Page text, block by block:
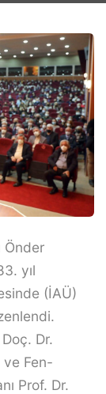
Önder
yıl
(İAÜ)
Dr.
ve Fen-
Prof. Dr.